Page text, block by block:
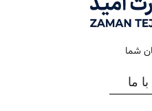
نوع ساعت
رفرانس
برند
شما
ما